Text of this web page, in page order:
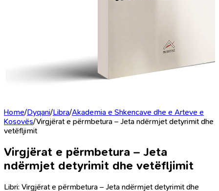
Home/Dyqani/Libra/Akademia e Shkencave dhe e Arteve e
Kosovës/Virgjërat e përmbetura – Jeta ndërmjet detyrimit dhe
vetëfljimit
Virgjërat e përmbetura – Jeta
ndërmjet detyrimit dhe vetëfljimit
Libri: Virgjërat e përmbetura – Jeta ndërmjet detyrimit dhe